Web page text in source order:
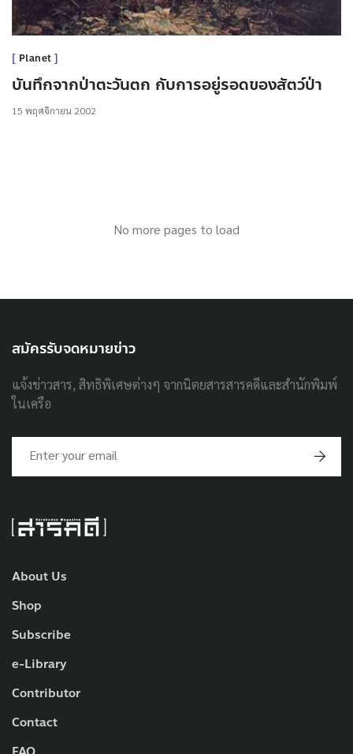
Planet
บันทึกจากป่าตะวันตก กับการอยู่รอดของสัตว์ป่า
15 พฤศจิกายน 2002
No more pages to load
About Us
Shop
Subscribe
e-Library
Contributor
Contact
สมัครรับจดหมายข่าว
แจ้งข่าวสาร, สิทธิพิเศษต่างๆ จากนิตยสารสารคดีและสำนักพิมพ์
ในเครือ